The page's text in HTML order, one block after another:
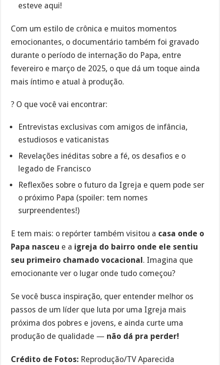
esteve aqui!
Com um estilo de crônica e muitos momentos
emocionantes, o documentário também foi gravado
durante o período de internação do Papa, entre
fevereiro e março de 2025, o que dá um toque ainda
mais íntimo e atual à produção.
? O que você vai encontrar:
Entrevistas exclusivas com amigos de infância,
estudiosos e vaticanistas
Revelações inéditas sobre a fé, os desafios e o
legado de Francisco
Reflexões sobre o futuro da Igreja e quem pode ser
o próximo Papa (spoiler: tem nomes
surpreendentes!)
E tem mais: o repórter também visitou a casa onde o
Papa nasceu e a igreja do bairro onde ele sentiu
seu primeiro chamado vocacional . Imagina que
emocionante ver o lugar onde tudo começou?
Se você busca inspiração, quer entender melhor os
passos de um líder que luta por uma Igreja mais
próxima dos pobres e jovens, e ainda curte uma
produção de qualidade — não dá pra perder!
Crédito de Fotos: Reprodução/TV Aparecida